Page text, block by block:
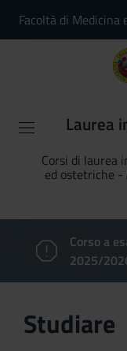
Facoltà di Medicina
Laurea
Corsi di laurea
ed ostetriche
Corso a
2025/
Studiare